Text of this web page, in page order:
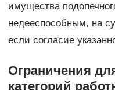
имущества
недееспособным, на
если согласие
Ограничения
категорий